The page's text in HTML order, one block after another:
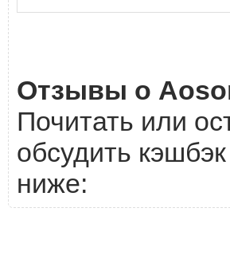
Отзывы о
Почитать или
обсудить
ниже: